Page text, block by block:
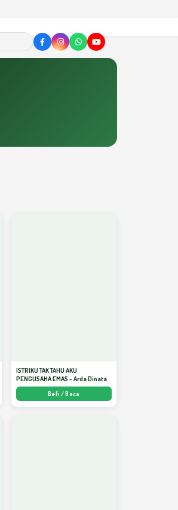
ISTRIKU TAK TAHU AKU
PENGUSAHA EMAS - Arda Dinata
Beli / Baca